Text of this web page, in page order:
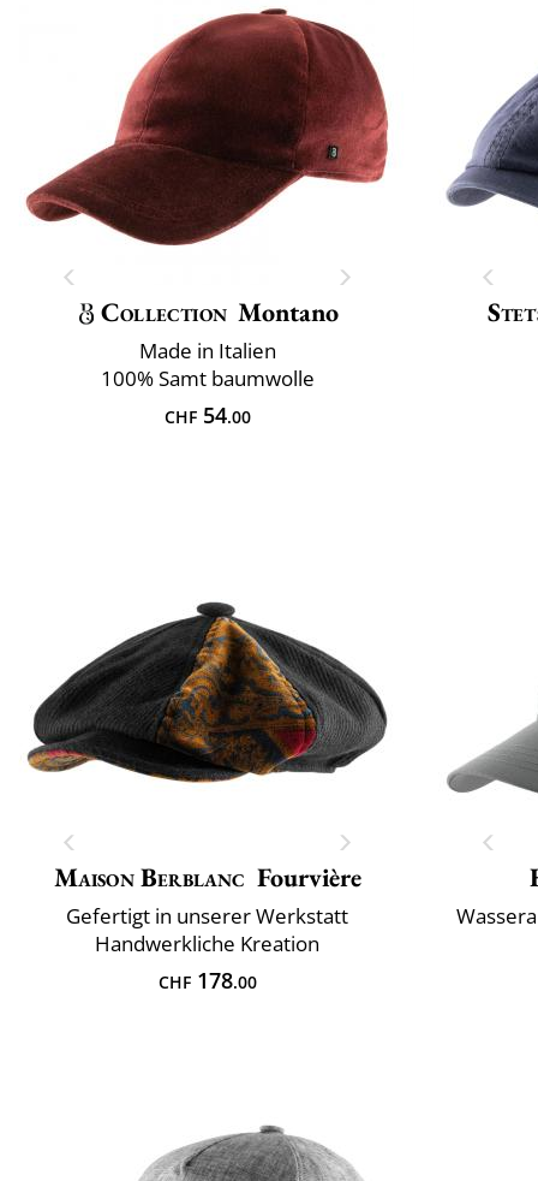
Collection Montano
Made in Italien
100% Samt baumwolle
CHF54.00
Maison Berblanc Fourvière
Gefertigt in unserer Werkstatt
Handwerkliche Kreation
CHF178.00